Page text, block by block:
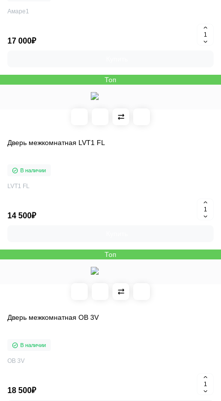
Амаре1
17 000₽
Топ
Дверь межкомнатная LVT1 FL
В наличии
LVT1 FL
14 500₽
Топ
Дверь межкомнатная OB 3V
В наличии
OB 3V
18 500₽